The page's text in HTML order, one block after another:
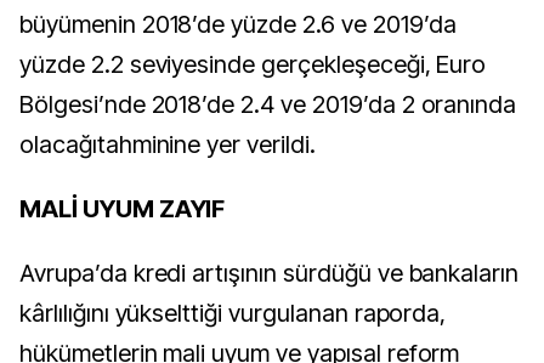
büyümenin 2018’de yüzde 2.6 ve 2019’da
yüzde 2.2 seviyesinde gerçekleşeceği, Euro
Bölgesi’nde 2018’de 2.4 ve 2019’da 2 oranında
olacağıtahminine yer verildi.
MALİ UYUM ZAYIF
Avrupa’da kredi artışının sürdüğü ve bankaların
kârlılığını yükselttiği vurgulanan raporda,
hükümetlerin mali uyum ve yapısal reform